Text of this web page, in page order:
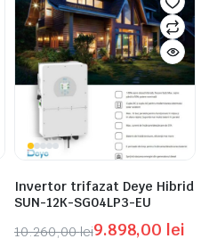
Invertor trifazat Deye Hibrid
SUN-12K-SG04LP3-EU
10.260,00lei9.898,00 lei